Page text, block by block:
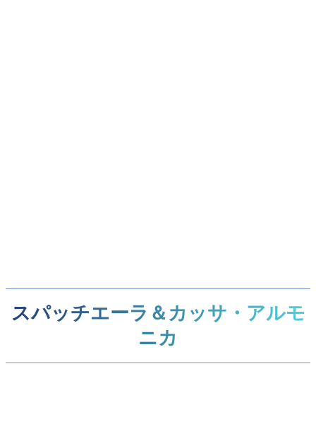
スパッチエーラ＆カッサ・アルモ
ニカ